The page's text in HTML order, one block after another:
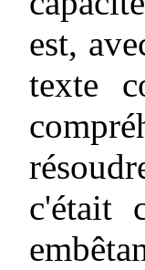
est,
texte
c'était